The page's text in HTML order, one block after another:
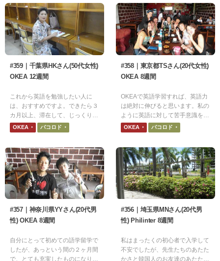
#359｜千葉県HKさん(50代女性)
OKEA 12週間
これから英語を勉強したい人に
は、おすすめですよ。できたら３
カ月以上、滞在して、じっくりや
るのがいいと思います。
OKEA バコロド
#358｜東京都TSさん(20代女性)
OKEA 8週間
OKEAで英語学習すれば、英語力
は絶対に伸びると思います。私の
ように英語に対して苦手意識を持
っている人でも英語に慣れること
ができると思います
OKEA バコロド
#357｜神奈川県YYさん(20代男
性) OKEA 8週間
自分にとって初めての語学留学で
したが、あっという間の２ヶ月間
で、とても充実したものになりま
#356｜埼玉県MNさん(20代男
性) Philinter 8週間
私はまったくの初心者で入学して
不安でしたが、先生たちのあたた
かさと韓国人のお友達のあたたか